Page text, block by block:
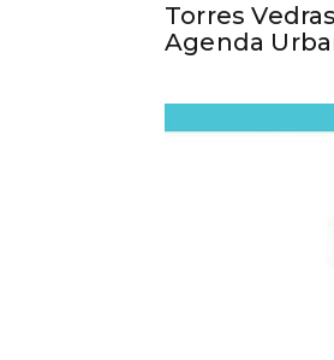
Torres
Agenda